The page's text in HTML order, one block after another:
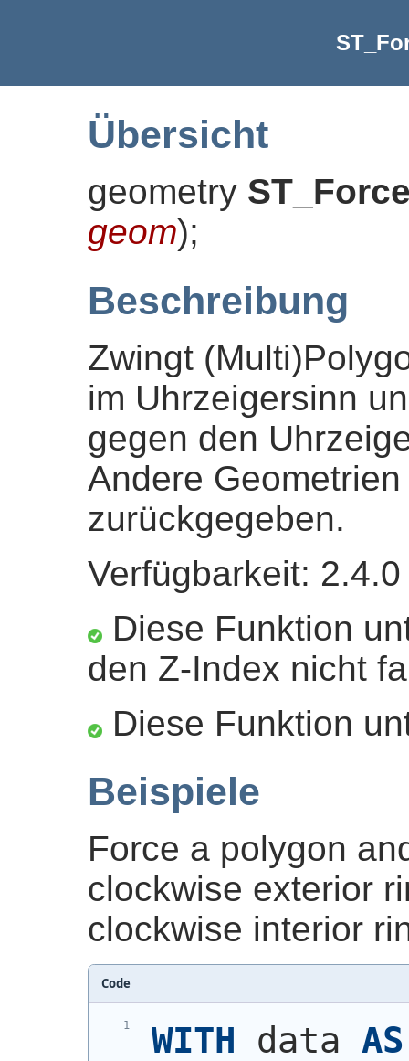
Übersicht
geometry
geom);
Beschreibung
Zwingt
im Uhrzeigersinn
gegen den
Andere
zurückgegeben.
Verfügbarkeit: 2.4.0
Diese Funktion
den Z-Index nicht
Diese Funktion
Beispiele
Force a polygon
clockwise exterior
clockwise interior
Code
WITH data AS